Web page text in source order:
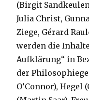
(Birgit
Julia Christ,
Ziege, Gérard
werden die
Aufklärung“ in
der
O’Connor), Hegel